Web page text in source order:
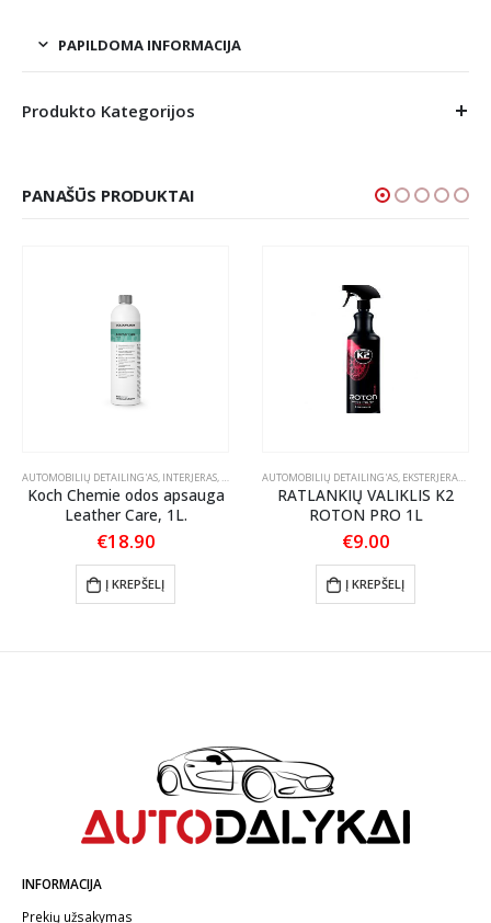
PAPILDOMA INFORMACIJA
Produkto Kategorijos
PANAŠŪS PRODUKTAI
PRIEŽIŪRA
AUTOMOBILIŲ DETAILING'AS, INTERJERAS, ODOS PRIEŽIŪRA
Koch Chemie odos apsauga
Leather Care, 1L.
€18.90
Į KREPŠELĮ
AUTOMOBILIŲ DETAILING'AS, EKSTERJERAS ,
RATLANKIŲ VALIKLIS K2
ROTON PRO 1L
€9.00
Į KREPŠELĮ
INFORMACIJA
Prekių užsakymas